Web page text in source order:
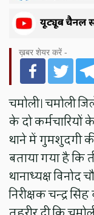
ख़बर शेयर करें -
चमोली। चमोली
के दो कर्मचारियों
थाने में गुमशुदगी की
बताया गया है कि
थानाध्यक्ष विनोद
निरीक्षक चन्द्र सिंह